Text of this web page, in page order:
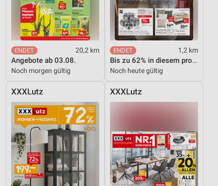
20,2 km
Angebote ab 03.08.
Noch morgen gültig
1,2 km
Bis zu 62% in diesem prospekt
Noch heute gültig
XXXLutz XXXLutz